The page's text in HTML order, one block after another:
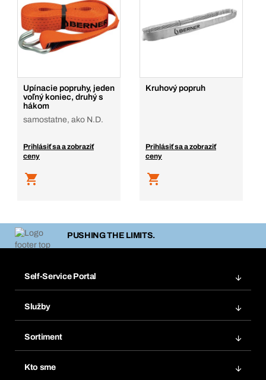
Upínacie popruhy, jeden
voľný koniec, druhý s
hákom
samostatne, ako N.D.
Prihlásiť sa a zobraziť
ceny
Kruhový popruh
Prihlásiť sa a zobraziť
ceny
PUSHING THE LIMITS.
Self-Service Portal
Obľúbené
Opakované objednávky
Predplatné
Služby
Chemická databáza
Sortiment
Kto sme